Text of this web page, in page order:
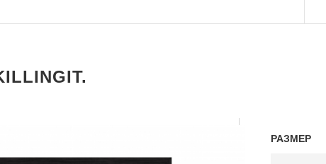
РАЗМЕР